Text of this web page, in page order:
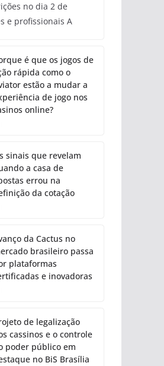
no dia 2 de
e profissionais A
é que os jogos de
rápida como o
estão a mudar a
de jogo nos
online?
sinais que revelam
a casa de
errou na
da cotação
da Cactus no
brasileiro passa
plataformas
e inovadoras
de legalização
cassinos e o controle
poder público em
no BiS Brasília